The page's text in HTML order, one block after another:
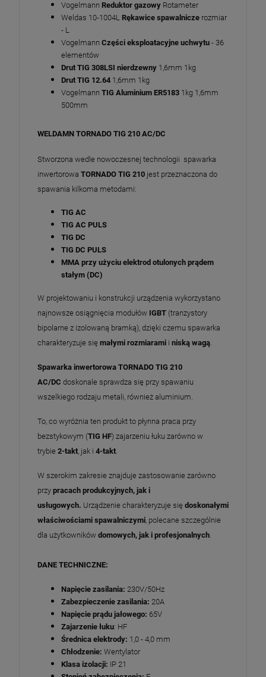
Vogelmann Reduktor gazowy Rotameter
Weldas 10-1004L Rękawice spawalnicze rozmiar
- L
Vogelmann Części eksploatacyjne uchwytu - 36
elementów
Drut TIG 308LSI nierdzewny 1,6mm 1kg
Drut TIG 12.64 1,6mm 1kg
Vogelmann TIG Aluminium ER5183 1kg 1,6mm
500mm
WELDAMN TORNADO TIG 210 AC/DC
Stworzona wedle nowoczesnej technologii spawarka
inwertorowa TORNADO TIG 210 jest przeznaczona do
spawania kilkoma metodami:
TIG AC
TIG AC PULS
TIG DC
TIG DC PULS
MMA przy użyciu elektrod otulonych prądem
stałym (DC)
W projektowaniu i konstrukcji urządzenia wykorzystano
najnowsze osiągnięcia modułów IGBT (tranzystory
bipolarne z izolowaną bramką), dzięki czemu spawarka
charakteryzuje się małymi rozmiarami i niską wagą.
Spawarka inwertorowa TORNADO TIG 210
AC/DC doskonale sprawdza się przy spawaniu
wszelkiego rodzaju metali, również aluminium.
To, co wyróżnia ten produkt to płynna praca przy
bezstykowym (TIG HF) zajarzeniu łuku zarówno w
trybie 2-takt, jak i 4-takt.
W szerokim zakresie znajduje zastosowanie zarówno
przy pracach produkcyjnych, jak i
usługowych. Urządzenie charakteryzuje się doskonałymi
właściwościami spawalniczymi, polecane szczególnie
dla użytkowników domowych, jak i profesjonalnych.
DANE TECHNICZNE:
Napięcie zasilania: 230V/50Hz
Zabezpieczenie zasilania: 20A
Napięcie prądu jałowego: 65V
Zajarzenie łuku: HF
Średnica elektrody: 1,0 - 4,0 mm
Chłodzenie: Wentylator
Klasa izolacji: IP 21